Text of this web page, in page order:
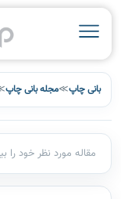
بانی چاپ≫مجله بانی چاپ